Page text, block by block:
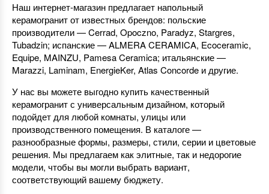
Наш интернет-магазин предлагает напольный
керамогранит от известных брендов: польские
производители — Cerrad, Opoczno, Paradyz, Stargres,
Tubadzin; испанские — ALMERA CERAMICA, Ecoceramic,
Equipe, MAINZU, Pamesa Ceramica; итальянские —
Marazzi, Laminam, EnergieKer, Atlas Concorde и другие.
У нас вы можете выгодно купить качественный
керамогранит с универсальным дизайном, который
подойдет для любой комнаты, улицы или
производственного помещения. В каталоге —
разнообразные формы, размеры, стили, серии и цветовые
решения. Мы предлагаем как элитные, так и недорогие
модели, чтобы вы могли выбрать вариант,
соответствующий вашему бюджету.